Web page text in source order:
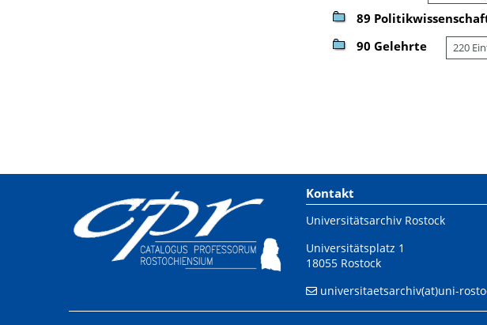
89
90 Gelehrte 220
Kontakt
Universitätsarchiv Rostock
Universitätsplatz 1
18055 Rostock
universitaetsarchiv(at)uni-